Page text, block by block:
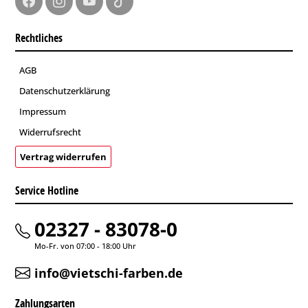
Rechtliches
AGB
Datenschutzerklärung
Impressum
Widerrufsrecht
Vertrag widerrufen
Service Hotline
02327 - 83078-0
Mo-Fr. von 07:00 - 18:00 Uhr
info@vietschi-farben.de
Zahlungsarten